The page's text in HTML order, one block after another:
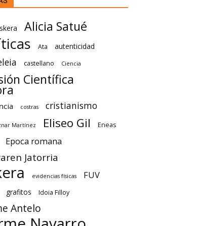
Alicia Satué
Ata autenticidad
castellano Ciencia
Científica
costras cristianismo
Martínez Eliseo Gil Eneas
Epoca romana
Jatorria
evidencias físicas FUV
grafitos Idoia Filloy
Antelo